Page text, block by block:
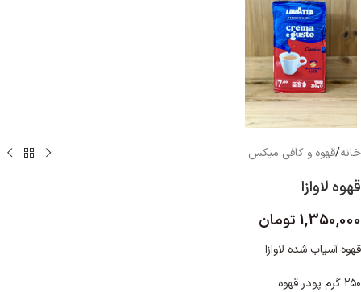
خانه/قهوه و کافی میکس
قهوه لاوازا
1,350,000 تومان
قهوه آسیاب شده لاوازا
۲۵۰ گرم پودر قهوه